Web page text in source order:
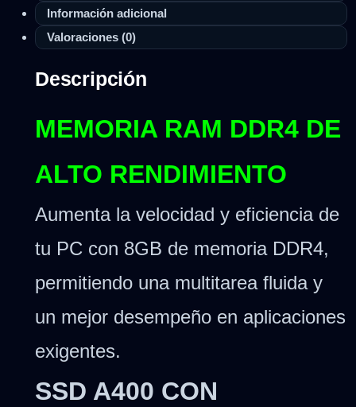
Información adicional
Valoraciones (0)
Descripción
MEMORIA RAM DDR4 DE
ALTO RENDIMIENTO
Aumenta la velocidad y eficiencia de
tu PC con 8GB de memoria DDR4,
permitiendo una multitarea fluida y
un mejor desempeño en aplicaciones
exigentes.
SSD A400 CON